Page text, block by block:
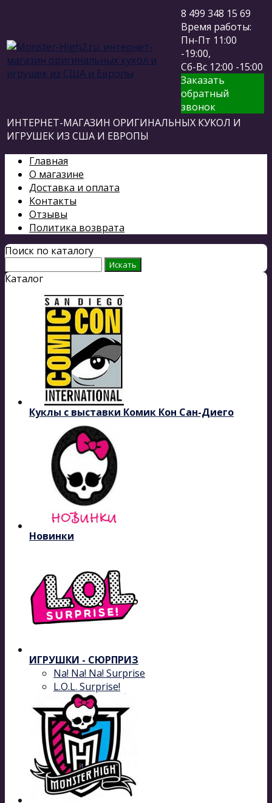
8 499 348 15 69
Время работы:
Пн-Пт 11:00
-19:00,
Сб-Вс 12:00 -15:00
Заказать
обратный
звонок
ИНТЕРНЕТ-МАГАЗИН ОРИГИНАЛЬНЫХ КУКОЛ И
ИГРУШЕК ИЗ США И ЕВРОПЫ
Главная
О магазине
Доставка и оплата
Контакты
Отзывы
Политика возврата
Поиск по каталогу
Каталог
Куклы с выставки Комик Кон Сан-Диего
Новинки
ИГРУШКИ - СЮРПРИЗ
Na! Na! Na! Surprise
L.O.L. Surprise!